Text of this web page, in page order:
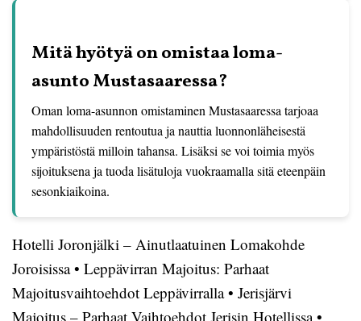
Mitä hyötyä on omistaa loma-
asunto Mustasaaressa?
Oman loma-asunnon omistaminen Mustasaaressa tarjoaa
mahdollisuuden rentoutua ja nauttia luonnonläheisestä
ympäristöstä milloin tahansa. Lisäksi se voi toimia myös
sijoituksena ja tuoda lisätuloja vuokraamalla sitä eteenpäin
sesonkiaikoina.
Hotelli Joronjälki – Ainutlaatuinen Lomakohde
Joroisissa• Leppävirran Majoitus: Parhaat
Majoitusvaihtoehdot Leppävirralla• Jerisjärvi
Majoitus – Parhaat Vaihtoehdot Jerisin Hotellissa •